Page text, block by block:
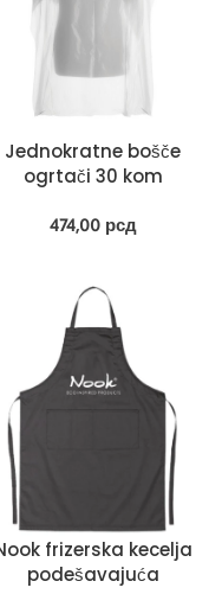
Jednokratne bošče
ogrtači 30 kom
474,00 рсд
frizerska kecelja
podešavajuća